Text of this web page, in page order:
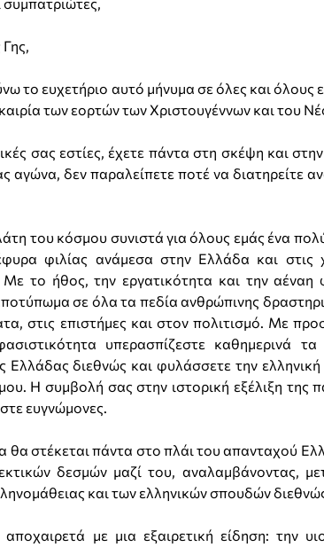
το ευχετήριο αυτό μήνυμα σε όλες και όλους
των εορτών των Χριστουγέννων και του
σας εστίες, έχετε πάντα στη σκέψη και
δεν παραλείπετε ποτέ να διατηρείτε
του κόσμου συνιστά για όλους εμάς ένα
φιλίας ανάμεσα στην Ελλάδα και στις
Με το ήθος, την εργατικότητα και την αέναη
σε όλα τα πεδία ανθρώπινης
στις επιστήμες και στον πολιτισμό. Με
υπερασπίζεστε καθημερινά τα
Ελλάδας διεθνώς και φυλάσσετε την
Η συμβολή σας στην ιστορική εξέλιξη της
ευγνώμονες.
θα στέκεται πάντα στο πλάι του απανταχού
δεσμών μαζί του, αναλαμβάνοντας,
και των ελληνικών σπουδών
με μια εξαιρετική είδηση: την